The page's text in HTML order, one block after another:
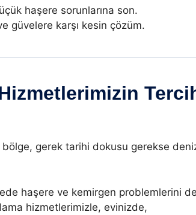
haşere sorunlarına son.
güvelere karşı kesin çözüm.
bölge, gerek tarihi dokusu gerekse
haşere ve kemirgen problemlerini
hizmetlerimizle, evinizde,